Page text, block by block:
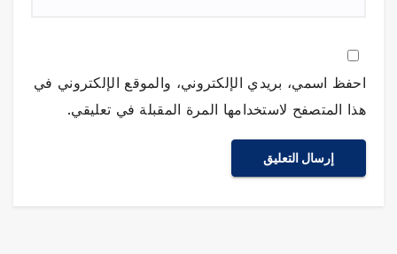
احفظ اسمي، بريدي الإلكتروني، والموقع الإلكتروني في
هذا المتصفح لاستخدامها المرة المقبلة في تعليقي.